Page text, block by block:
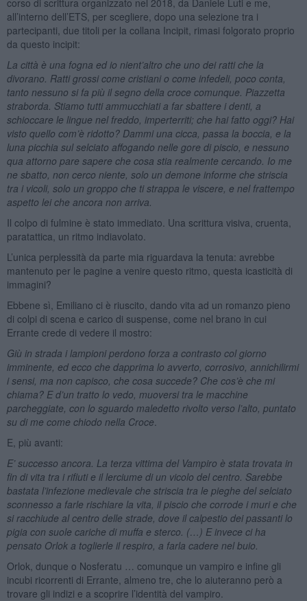
all’interno dell’ETS, per scegliere, dopo una selezione tra i
partecipanti, due titoli per la collana Incipit, rimasi folgorato proprio
da questo incipit:
La città è una fogna ed io nient’altro che uno dei ratti che la
divorano. Ratti grossi come cristiani o come infedeli, poco conta,
tanto nessuno si fa più il segno della croce comunque. Piazzetta
straborda. Stiamo tutti ammucchiati a far sbattere i denti, a
schioccare le lingue nel freddo, imperterriti; che hai fatto oggi? Hai
visto quello com’è ridotto? Dammi una cicca, passa la boccia, e la
luna picchia sul selciato affogando nelle gore di piscio, e nessuno
qua attorno pare sapere che cosa stia realmente cercando. Io me
ne sbatto, non cerco niente, solo un demone informe che striscia
tra i vicoli, solo un groppo che ti strappa le viscere, e nel frattempo
aspetto lei che ancora non arriva.
Il colpo di fulmine è stato immediato. Una scrittura visiva, cruenta,
paratattica, un ritmo indiavolato.
L’unica perplessità da parte mia riguardava la tenuta: avrebbe
mantenuto per le pagine a venire questo ritmo, questa icasticità di
immagini?
Ebbene sì, Emiliano ci è riuscito, dando vita ad un romanzo pieno
di colpi di scena e carico di suspense, come nel brano in cui
Errante crede di vedere il mostro:
Giù in strada i lampioni perdono forza a contrasto col giorno
imminente, ed ecco che dapprima lo avverto, corrosivo, annichilirmi
i sensi, ma non capisco, che cosa succede? Che cos’è che mi
chiama? E d’un tratto lo vedo, muoversi tra le macchine
parcheggiate, con lo sguardo maledetto rivolto verso l’alto, puntato
su di me come chiodo nella Croce
E, più avanti:
E’ successo ancora. La terza vittima del Vampiro è stata trovata in
fin di vita tra i rifiuti e il lerciume di un vicolo del centro. Sarebbe
bastata l’infezione medievale che striscia tra le pieghe del selciato
sconnesso a farle rischiare la vita, il piscio che corrode i muri e che
si racchiude al centro delle strade, dove il calpestio dei passanti lo
pigia con suole cariche di muffa e sterco. (…) E invece ci ha
pensato Orlok a toglierle il respiro, a farla cadere nel buio.
Orlok, dunque o Nosferatu … comunque un vampiro e infine gli
incubi ricorrenti di Errante, almeno tre, che lo aiuteranno però a
trovare gli indizi e a scoprire l’identità del vampiro.